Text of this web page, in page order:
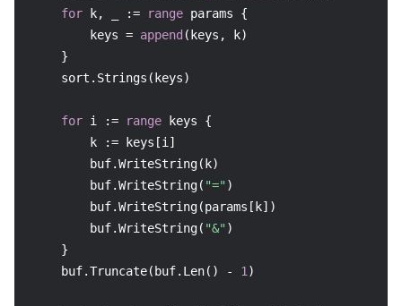
for k, _ := range params {
        keys =
append (keys, k)
    }
    sort.Strings(keys)
for i := range keys {
        k := keys[i]
        buf.WriteString(k)
        buf.WriteString(
"=" )
        buf.WriteString(params[k])
        buf.WriteString(
"&" )
    }
    buf.Truncate(buf.Len() -
1 )